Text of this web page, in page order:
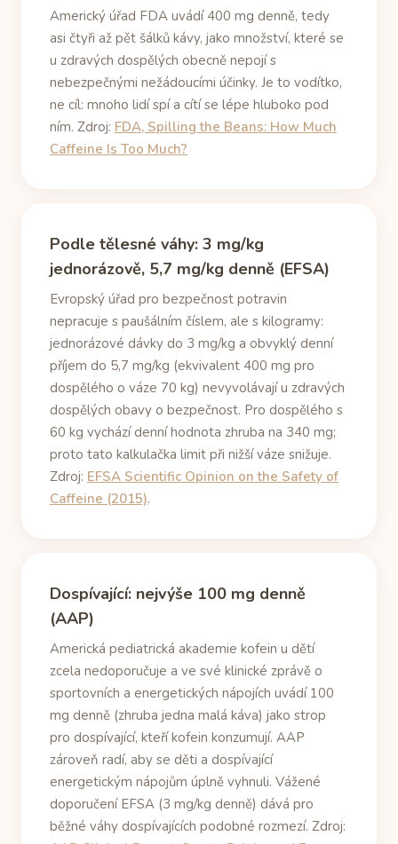
Americký úřad FDA uvádí 400 mg denně, tedy
asi čtyři až pět šálků kávy, jako množství, které se
u zdravých dospělých obecně nepojí s
nebezpečnými nežádoucími účinky. Je to vodítko,
ne cíl: mnoho lidí spí a cítí se lépe hluboko pod
ním. Zdroj: FDA, Spilling the Beans: How Much
Caffeine Is Too Much?
Podle tělesné váhy: 3 mg/kg
jednorázově, 5,7 mg/kg denně (EFSA)
Evropský úřad pro bezpečnost potravin
nepracuje s paušálním číslem, ale s kilogramy:
jednorázové dávky do 3 mg/kg a obvyklý denní
příjem do 5,7 mg/kg (ekvivalent 400 mg pro
dospělého o váze 70 kg) nevyvolávají u zdravých
dospělých obavy o bezpečnost. Pro dospělého s
60 kg vychází denní hodnota zhruba na 340 mg;
proto tato kalkulačka limit při nižší váze snižuje.
Zdroj: EFSA Scientific Opinion on the Safety of
Caffeine (2015).
Dospívající: nejvýše 100 mg denně
(AAP)
Americká pediatrická akademie kofein u dětí
zcela nedoporučuje a ve své klinické zprávě o
sportovních a energetických nápojích uvádí 100
mg denně (zhruba jedna malá káva) jako strop
pro dospívající, kteří kofein konzumují. AAP
zároveň radí, aby se děti a dospívající
energetickým nápojům úplně vyhnuli. Vážené
doporučení EFSA (3 mg/kg denně) dává pro
běžné váhy dospívajících podobné rozmezí. Zdroj: